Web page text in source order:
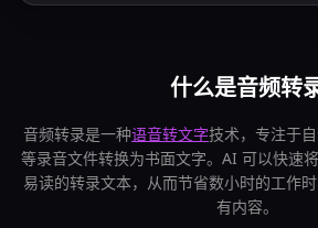
什么是音频转
音频转录是一种语音转文字技术，专注于
等录音文件转换为书面文字。AI 可以快速
易读的转录文本，从而节省数小时的工作
有内容。